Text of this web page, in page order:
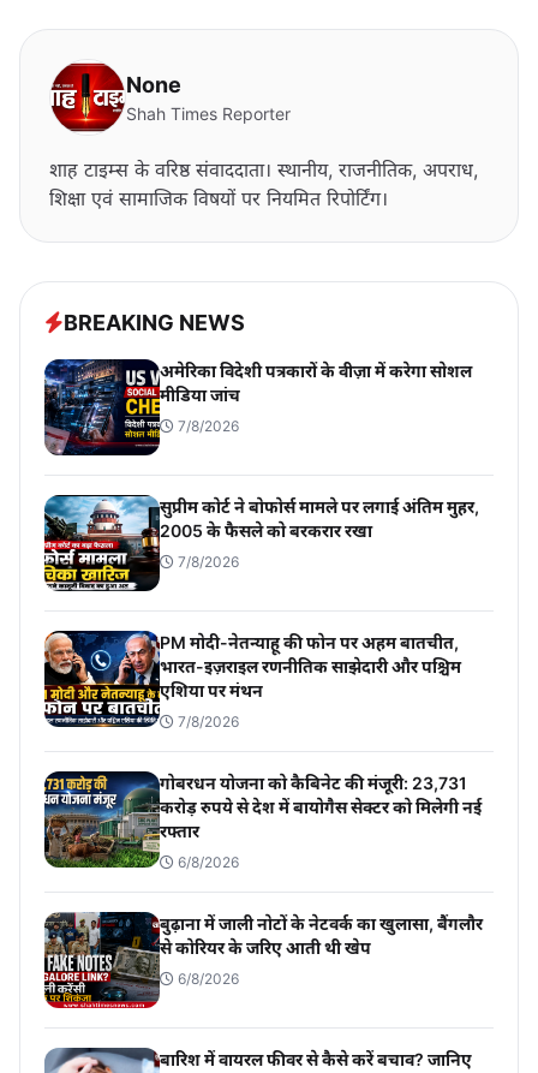
None
Shah Times Reporter
शाह टाइम्स के वरिष्ठ संवाददाता। स्थानीय, राजनीतिक, अपराध,
शिक्षा एवं सामाजिक विषयों पर नियमित रिपोर्टिंग।
BREAKING NEWS
अमेरिका विदेशी पत्रकारों के वीज़ा में करेगा सोशल
मीडिया जांच
7/8/2026
सुप्रीम कोर्ट ने बोफोर्स मामले पर लगाई अंतिम मुहर,
2005 के फैसले को बरकरार रखा
7/8/2026
PM मोदी-नेतन्याहू की फोन पर अहम बातचीत,
भारत-इज़राइल रणनीतिक साझेदारी और पश्चिम
एशिया पर मंथन
7/8/2026
गोबरधन योजना को कैबिनेट की मंजूरी: 23,731
करोड़ रुपये से देश में बायोगैस सेक्टर को मिलेगी नई
रफ्तार
6/8/2026
बुढ़ाना में जाली नोटों के नेटवर्क का खुलासा, बैंगलौर
से कोरियर के जरिए आती थी खेप
6/8/2026
बारिश में वायरल फीवर से कैसे करें बचाव? जानिए